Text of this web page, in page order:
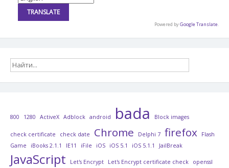
Powered byGoogle Translate.
800 1280 ActiveX Adblock android bada Block images
check certificate check date Chrome Delphi 7 firefox
Flash
Game
iBooks 2.1.1 IE11 iFile iOS iOS 5.1 iOS 5.1.1 JailBreak
JavaScript Let's Encrypt Let's Encrypt certificate check
openssl